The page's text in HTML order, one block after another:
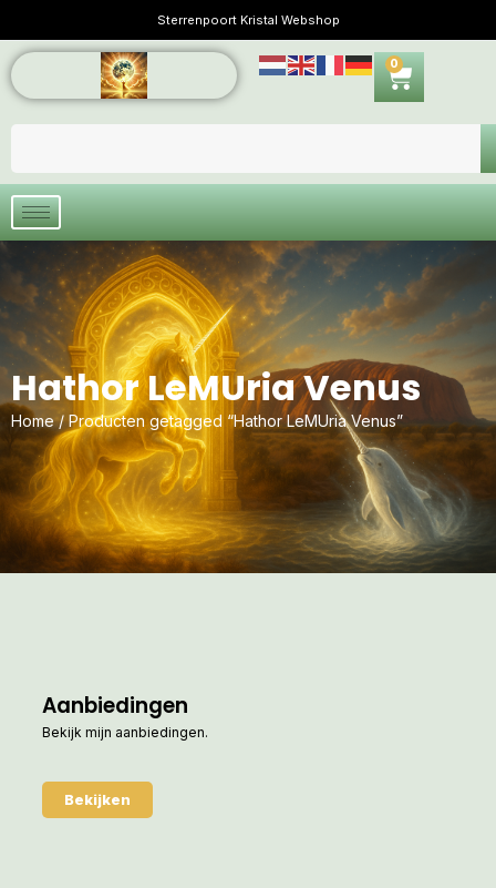
Sterrenpoort Kristal Webshop
0
Hathor LeMUria Venus
Home/ Producten getagged “Hathor LeMUria Venus”
Aanbiedingen
Bekijk mijn aanbiedingen.
Bekijken